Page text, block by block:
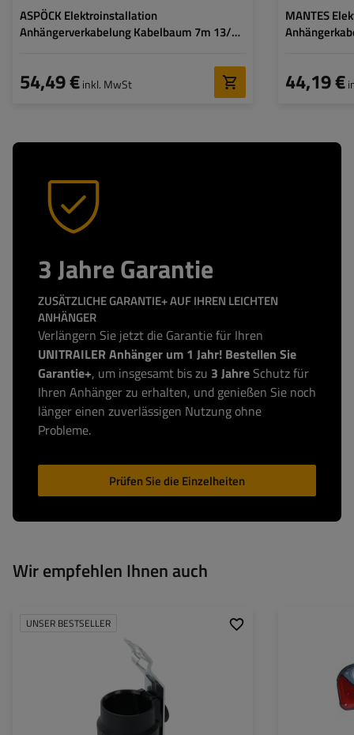
ASPÖCK Elektroinstallation
Anhängerverkabelung Kabelbaum 7m 13/8
54,49 €inkl. MwSt
MANTES
44,19 €
3 Jahre Garantie
ZUSÄTZLICHE GARANTIE+ AUF IHREN LEICHTEN
ANHÄNGER
Verlängern Sie jetzt die Garantie für Ihren
UNITRAILER Anhänger um 1 Jahr! Bestellen Sie
Garantie+, um insgesamt bis zu 3 Jahre Schutz für
Ihren Anhänger zu erhalten, und genießen Sie noch
länger einen zuverlässigen Nutzung ohne
Probleme.
Prüfen Sie die Einzelheiten
Wir empfehlen Ihnen auch
UNSER BESTSELLER
7- und 13-polige Stecker
Anschlussart: